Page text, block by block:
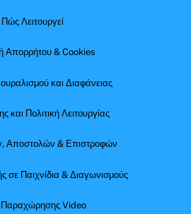
Πώς Λειτουργεί
Απορρήτου & Cookies
και Διαφάνειας
και Πολιτική Λειτουργίας
Αποστολών & Επιστροφών
σε Παιχνίδια & Διαγωνισμούς
Παραχώρησης Video